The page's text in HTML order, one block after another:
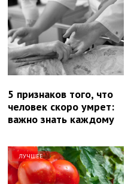
5 признаков того, что
человек скоро умрет:
важно знать каждому
ЛУЧШЕЕ